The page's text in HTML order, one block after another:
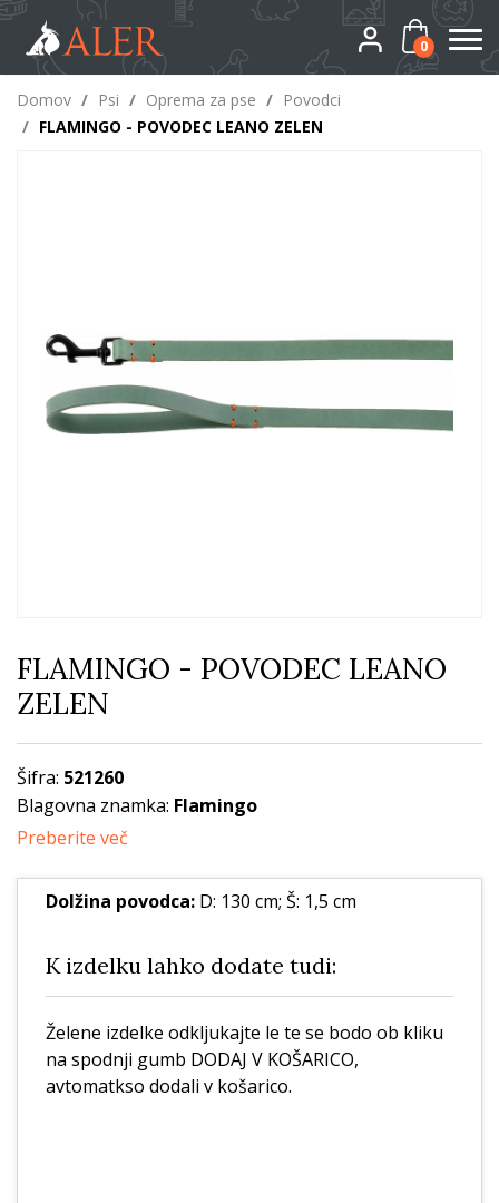
0
Domov / Psi / Oprema za pse / Povodci
/ FLAMINGO - POVODEC LEANO ZELEN
FLAMINGO - POVODEC LEANO
ZELEN
Šifra: 521260
Blagovna znamka: Flamingo
Preberite več
Dolžina povodca: D: 130 cm; Š: 1,5 cm
K izdelku lahko dodate tudi:
Želene izdelke odkljukajte le te se bodo ob kliku
na spodnji gumb DODAJ V KOŠARICO,
avtomatkso dodali v košarico.